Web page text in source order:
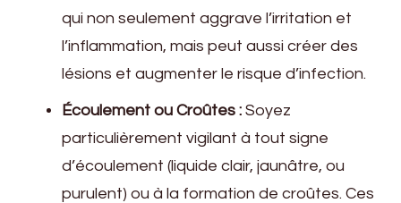
qui non seulement aggrave l’irritation et
l’inflammation, mais peut aussi créer des
lésions et augmenter le risque d’infection.
Écoulement ou Croûtes : Soyez
particulièrement vigilant à tout signe
d’écoulement (liquide clair, jaunâtre, ou
purulent) ou à la formation de croûtes. Ces